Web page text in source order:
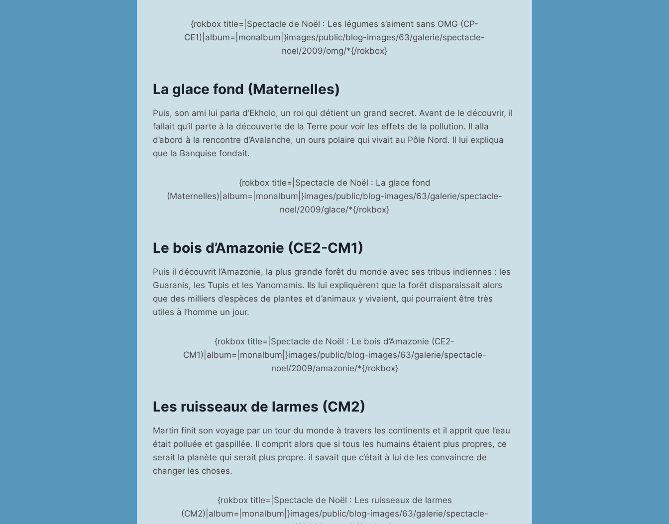
{rokbox title=|Spectacle de Noël : Les légumes s’aiment sans OMG (CP-
CE1)|album=|monalbum|}images/public/blog-images/63/galerie/spectacle-
noel/2009/omg/*{/rokbox}
La glace fond (Maternelles)
Puis, son ami lui parla d’Ekholo, un roi qui détient un grand secret. Avant de le découvrir, il
fallait qu’il parte à la découverte de la Terre pour voir les effets de la pollution. Il alla
d’abord à la rencontre d’Avalanche, un ours polaire qui vivait au Pôle Nord. Il lui expliqua
que la Banquise fondait.
{rokbox title=|Spectacle de Noël : La glace fond
(Maternelles)|album=|monalbum|}images/public/blog-images/63/galerie/spectacle-
noel/2009/glace/*{/rokbox}
Le bois d’Amazonie (CE2-CM1)
Puis il découvrit l’Amazonie, la plus grande forêt du monde avec ses tribus indiennes : les
Guaranis, les Tupis et les Yanomamis. Ils lui expliquèrent que la forêt disparaissait alors
que des milliers d’espèces de plantes et d’animaux y vivaient, qui pourraient être très
utiles à l’homme un jour.
{rokbox title=|Spectacle de Noël : Le bois d’Amazonie (CE2-
CM1)|album=|monalbum|}images/public/blog-images/63/galerie/spectacle-
noel/2009/amazonie/*{/rokbox}
Les ruisseaux de larmes (CM2)
Martin finit son voyage par un tour du monde à travers les continents et il apprit que l’eau
était polluée et gaspillée. Il comprit alors que si tous les humains étaient plus propres, ce
serait la planète qui serait plus propre. il savait que c’était à lui de les convaincre de
changer les choses.
{rokbox title=|Spectacle de Noël : Les ruisseaux de larmes
(CM2)|album=|monalbum|}images/public/blog-images/63/galerie/spectacle-